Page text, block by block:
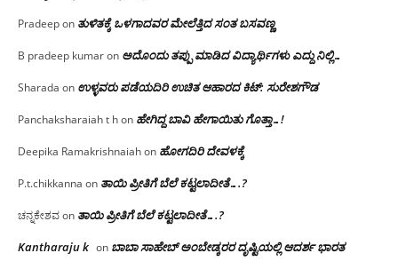
Pradeepon ತುಳಿತಕ್ಕೆ ಒಳಗಾದವರ ಮೇಲೆತ್ತಿದ ಸಂತ ಬಸವಣ್ಣ
B pradeep kumaron ಅದೊಂದು ತಪ್ಪು ಮಾಡಿದ ವಿದ್ಯಾರ್ಥಿಗಳು ಎದ್ದು ನಿಲ್ಲಿ…
Sharada on ಉಳ್ಳವರು ಪಡೆಯದಿರಿ ಉಚಿತ ಆಹಾರದ ಕಿಟ್: ಸುರೇಶಗೌಡ
Panchaksharaiah t hon ಹೇಗಿದ್ದ ಬಾವಿ ಹೇಗಾಯಿತು ಗೊತ್ತಾ…!
Deepika Ramakrishnaiahon ಹೋಗದಿರಿ ದೇವಳಕ್ಕೆ
P.t.chikkanna on ತಾಯಿ ಪ್ರೀತಿಗೆ ಬೆಲೆ ಕಟ್ಟಲಾದೀತೆ….?
ಚನ್ನಕೇಶವon ತಾಯಿ ಪ್ರೀತಿಗೆ ಬೆಲೆ ಕಟ್ಟಲಾದೀತೆ….?
Kantharaju k on ಬಾಬಾ ಸಾಹೇಬ್ ಅಂಬೇಡ್ಕರರ ದೃಷ್ಟಿಯಲ್ಲಿ ಆದರ್ಶ ಭಾರತ